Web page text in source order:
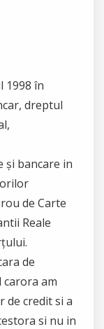
1998 în
dreptul
și bancare in
de Carte
Reale
de
carora am
de credit si a
si nu in